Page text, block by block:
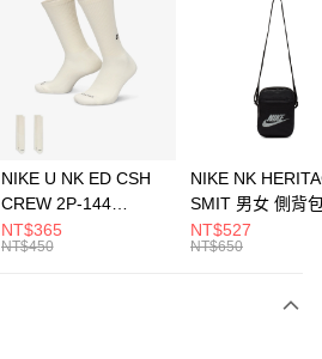
21家銀行
第一商業銀行
彰化商業銀行
NIKE U NK ED CSH
CREW 2P-144
EMBRDY 男女 短統襪
FZ3073133
NT$365
NT$450
NIKE NK
SMIT 男女 側背
BA5871010
NT$527
NT$650